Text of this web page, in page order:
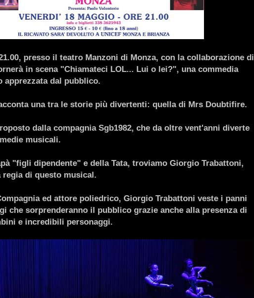
presso il teatro Manzoni di Monza, con la collaborazione di
in scena "Chiamateci LOL... Lui o lei?", una commedia
apprezzata dal pubblico.
una tra le storie più divertenti: quella di Mrs Doubtifire.
dalla compagnia Sgb1982, che da oltre vent'anni diverte
musicali.
"figli dipendente" e della Tata, troviamo Giorgio Trabattoni,
regia di questo musical.
ed attore poliedrico, Giorgio Trabattoni veste i panni
che sorprenderanno il pubblico grazie anche alla presenza di
e incredibili personaggi.